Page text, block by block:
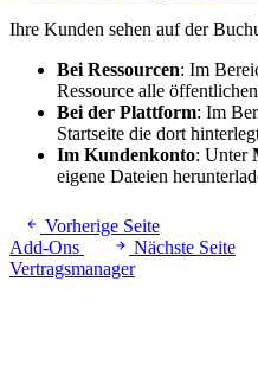
Ihre Kunden sehen auf der
Bei Ressourcen: Im
Ressource alle
Bei der Plattform: Im
Startseite die dort
Im Kundenkonto: Unter
eigene Dateien
Vorherige Seite
Add-Ons
Nächste Seite
Vertragsmanager